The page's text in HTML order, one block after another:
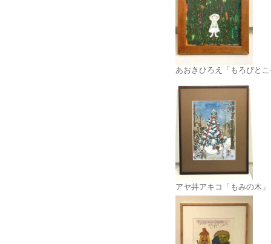
あおきひろえ「もろびと
アヤ井アキコ「もみの木」